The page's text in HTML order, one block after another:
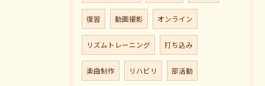
復習 動画撮影 オンライン
リズムトレーニング 打ち込み
楽曲制作 リハビリ 部活動